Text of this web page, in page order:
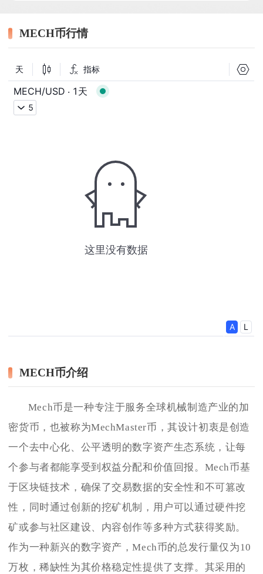
MECH币行情
MECH币介绍
Mech币是一种专注于服务全球机械制造产业的加
密货币，也被称为MechMaster币，其设计初衷是创造
一个去中心化、公平透明的数字资产生态系统，让每
个参与者都能享受到权益分配和价值回报。Mech币基
于区块链技术，确保了交易数据的安全性和不可篡改
性，同时通过创新的挖矿机制，用户可以通过硬件挖
矿或参与社区建设、内容创作等多种方式获得奖励。
作为一种新兴的数字资产，Mech币的总发行量仅为10
万枚，稀缺性为其价格稳定性提供了支撑。其采用的